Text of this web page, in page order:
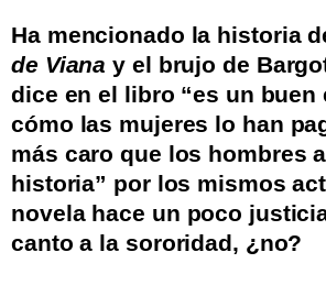
Ha mencionado la historia
de Viana y el brujo de
dice en el libro “es un buen
cómo las mujeres lo han
más caro que los hombres
historia” por los mismos
novela hace un poco
canto a la sororidad, ¿no?